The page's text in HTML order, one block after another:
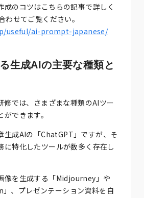
成のコツはこちらの記事で詳しく
わせてご覧ください。
useful/ai-prompt-japanese/
生成AIの主要な種類と
修では、さまざまな種類のAIツー
できます。
生成AIの「ChatGPT」ですが、そ
に特化したツールが数多く存在し
像を生成する「Midjourney」や
、プレゼンテーション資料を自